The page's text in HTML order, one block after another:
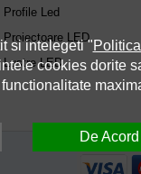
Profile Led
Proiectoare LED
Lustre LED
si intelegeti "
cookies dorite
De Acord